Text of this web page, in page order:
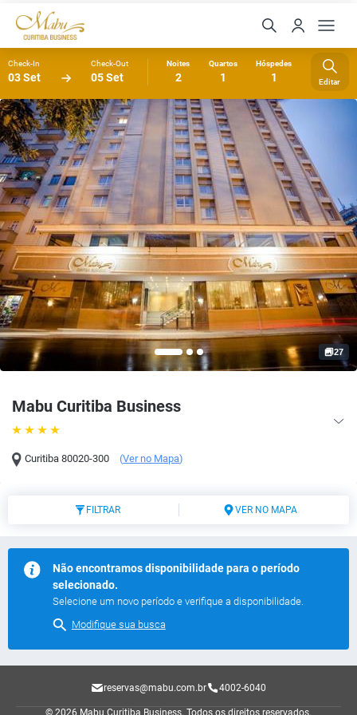
Check-In
03 Set
Check-Out
05 Set
Noites
2
Quartos
1
Hóspedes
1 Editar
Mabu Curitiba Business
Curitiba 80020-300 (Ver no Mapa)
27
FILTRAR VER NO MAPA
Não encontramos disponibilidade para o período
selecionado.
Selecione um novo período e verifique a disponibilidade.
Modifique sua busca
reservas@mabu.com.br 4002-6040
© 2026 Mabu Curitiba Business. Todos os direitos reservados.